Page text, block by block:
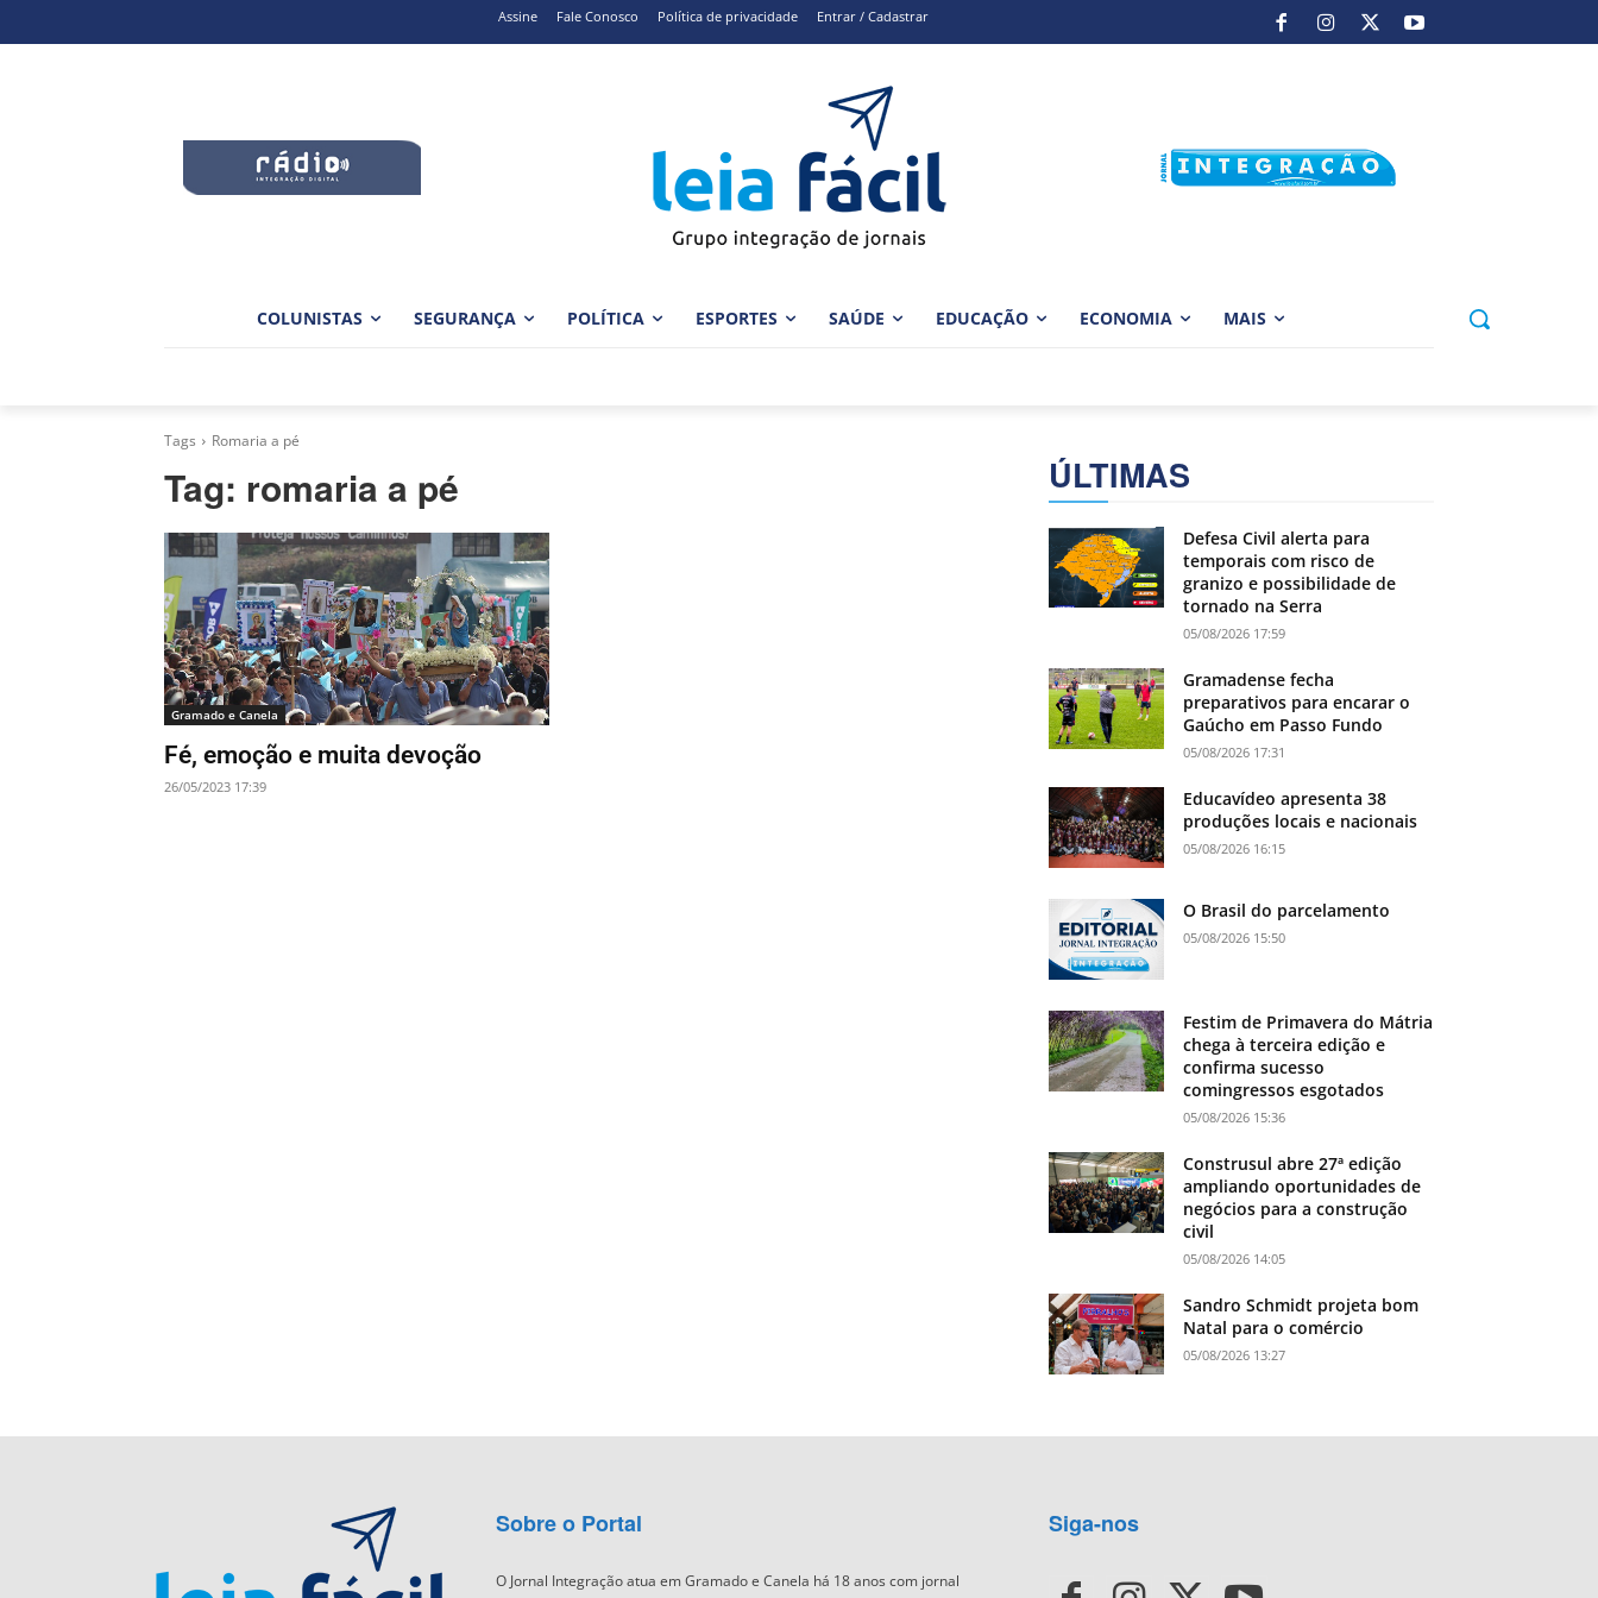
Assine Fale Conosco Política de privacidade Entrar / Cadastrar
COLUNISTAS SEGURANÇA POLÍTICA ESPORTES SAÚDE EDUCAÇÃO ECONOMIA MAIS
Tags Romaria a pé
Tag: romaria a pé
Gramado e Canela
Fé, emoção e muita devoção
26/05/2023 17:39
ÚLTIMAS
Defesa Civil alerta para
temporais com risco de
granizo e possibilidade de
tornado na Serra
05/08/2026 17:59
Gramadense fecha
preparativos para encarar o
Gaúcho em Passo Fundo
05/08/2026 17:31
Educavídeo apresenta 38
produções locais e nacionais
05/08/2026 16:15
O Brasil do parcelamento
05/08/2026 15:50
Festim de Primavera do Mátria
chega à terceira edição e
confirma sucesso
comingressos esgotados
05/08/2026 15:36
Construsul abre 27ª edição
ampliando oportunidades de
negócios para a construção
civil
05/08/2026 14:05
Sandro Schmidt projeta bom
Natal para o comércio
05/08/2026 13:27
Sobre o Portal
O Jornal Integração atua em Gramado e Canela há 18 anos com jornal
Siga-nos